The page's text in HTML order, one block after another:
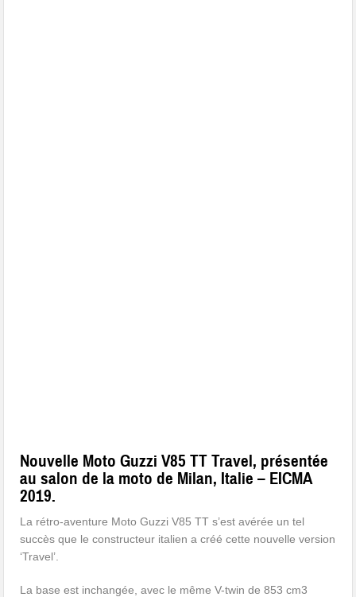
Nouvelle Moto Guzzi V85 TT Travel, présentée
au salon de la moto de Milan, Italie – EICMA
2019.
La rétro-aventure Moto Guzzi V85 TT s’est avérée un tel
succès que le constructeur italien a créé cette nouvelle version
‘Travel’.
La base est inchangée, avec le même V-twin de 853 cm3